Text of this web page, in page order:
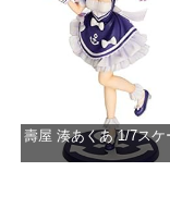
壽屋 湊あくあ 1/7ス